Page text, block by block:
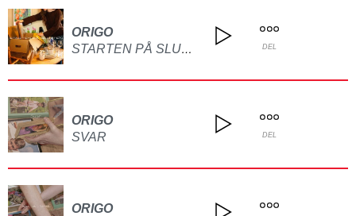
ORIGO
STARTEN PÅ SLUTTEN DEL
ORIGO
SVAR
DEL
ORIGO